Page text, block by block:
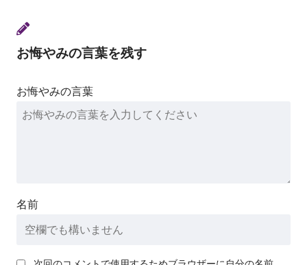
お悔やみの言葉を残す
お悔やみの言葉
名前